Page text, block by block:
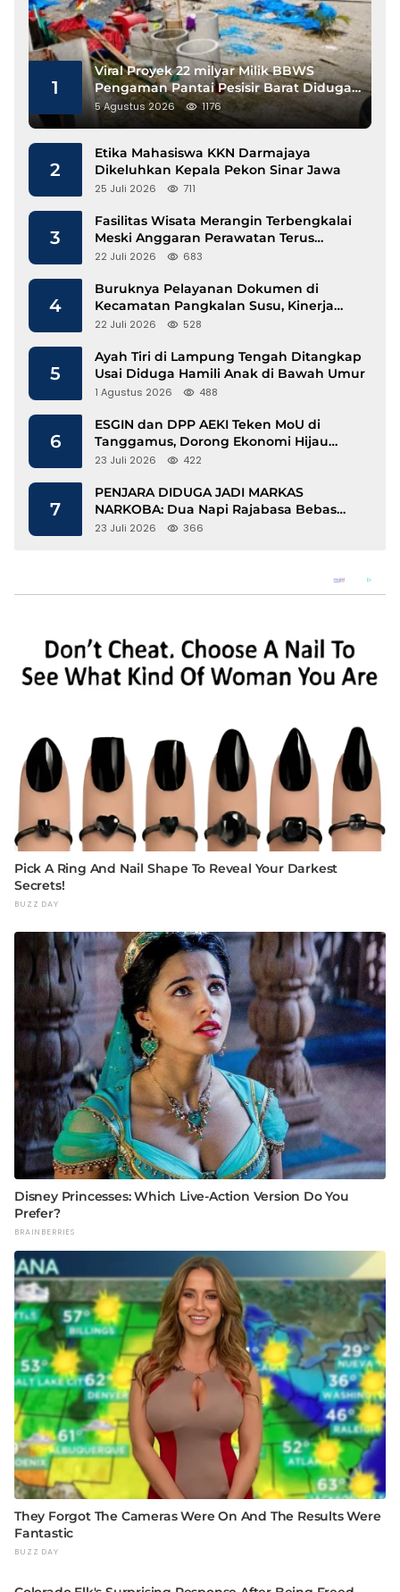
1
Viral Proyek 22 milyar Milik BBWS
Pengaman Pantai Pesisir Barat Diduga
Gunakan Besi Banci
5 Agustus 2026 1176
2
Etika Mahasiswa KKN Darmajaya
Dikeluhkan Kepala Pekon Sinar Jawa
25 Juli 2026 711
3
Fasilitas Wisata Merangin Terbengkalai
Meski Anggaran Perawatan Terus
Mengalir
22 Juli 2026 683
4
Buruknya Pelayanan Dokumen di
Kecamatan Pangkalan Susu, Kinerja
Disdukcapil Langkat Disorot
22 Juli 2026 528
5
Ayah Tiri di Lampung Tengah Ditangkap
Usai Diduga Hamili Anak di Bawah Umur
1 Agustus 2026 488
6
ESGIN dan DPP AEKI Teken MoU di
Tanggamus, Dorong Ekonomi Hijau
Berbasis Kopi dan Perdagangan Karbon
23 Juli 2026 422
7
PENJARA DIDUGA JADI MARKAS
NARKOBA: Dua Napi Rajabasa Bebas
Gunakan HP, Muncul Dugaan
23 Juli 2026 366